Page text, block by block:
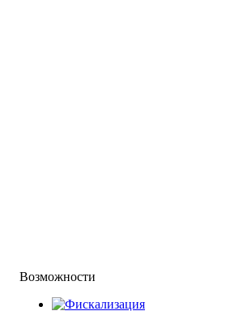
Возможности